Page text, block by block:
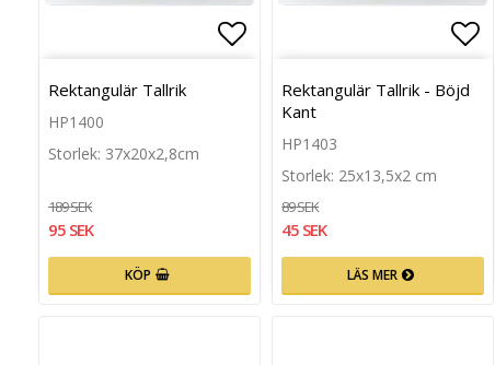
Lägg till i favoritlistan
Rektangulär Tallrik
HP1400
Storlek: 37x20x2,8cm
189 SEK
95 SEK
KÖP
Rektangulär Tallrik - Böjd
Kant
HP1403
Storlek: 25x13,5x2 cm
89 SEK
45 SEK
LÄS MER